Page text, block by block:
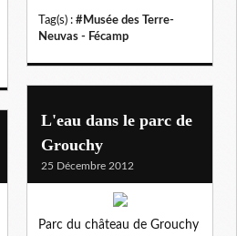
Tag(s) : #Musée des Terre-
Neuvas - Fécamp
L'eau dans le parc de
Grouchy
25 Décembre 2012
Parc du château de Grouchy